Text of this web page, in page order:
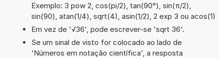
Exemplo: 3 pow 2, cos(pi/2), tan(90°), sin(π/2),
sin(90), atan(1/4), sqrt(4), asin(1/2), 2 exp 3 ou acos(1)
Em vez de '√36', pode escrever-se 'sqrt 36'.
Se um sinal de visto for colocado ao lado de
'Números em notação científica', a resposta